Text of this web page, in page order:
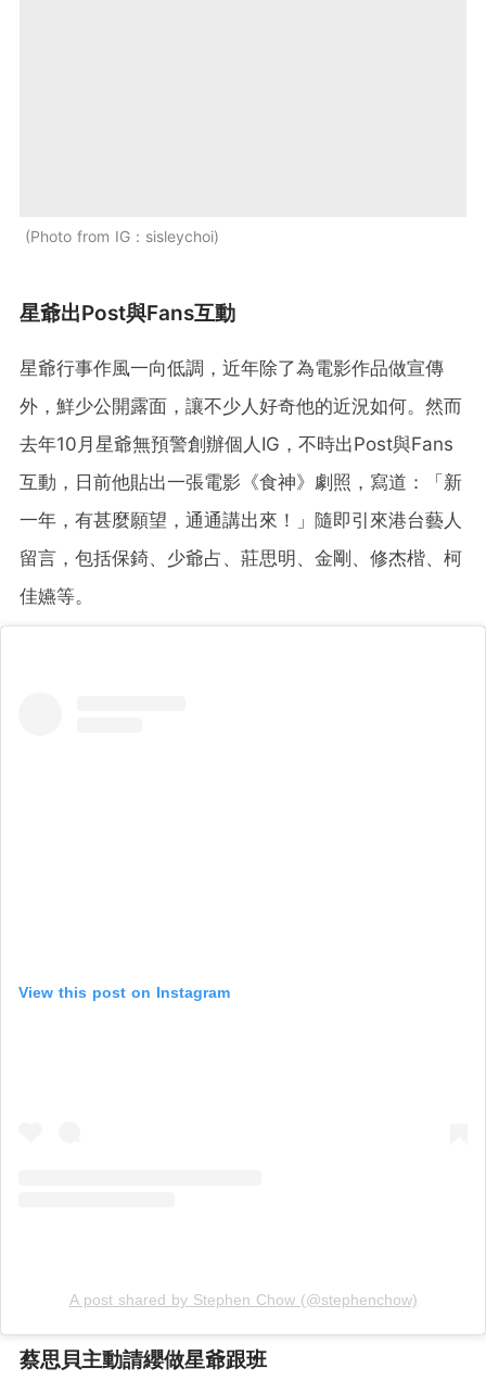
Photo from IG：sisleychoi
星爺出Post與Fans互動
星爺行事作風一向低調，近年除了為電影作品做宣傳
外，鮮少公開露面，讓不少人好奇他的近況如何。然而
去年10月星爺無預警創辦個人IG，不時出Post與Fans
互動，日前他貼出一張電影《食神》劇照，寫道：「新
一年，有甚麼願望，通通講出來！」隨即引來港台藝人
留言，包括保錡、少爺占、莊思明、金剛、修杰楷、柯
佳嬿等。
View this post on Instagram
A post shared by Stephen Chow (@stephenchow)
蔡思貝主動請纓做星爺跟班